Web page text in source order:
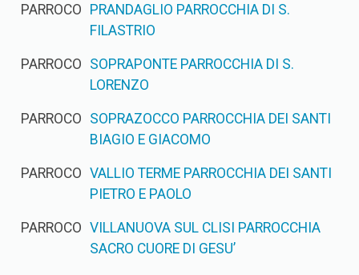
PARROCO PRANDAGLIO PARROCCHIA DI S.
FILASTRIO
PARROCO SOPRAPONTE PARROCCHIA DI S.
LORENZO
PARROCO SOPRAZOCCO PARROCCHIA DEI SANTI
BIAGIO E GIACOMO
PARROCO VALLIO TERME PARROCCHIA DEI SANTI
PIETRO E PAOLO
PARROCO VILLANUOVA SUL CLISI PARROCCHIA
SACRO CUORE DI GESU’